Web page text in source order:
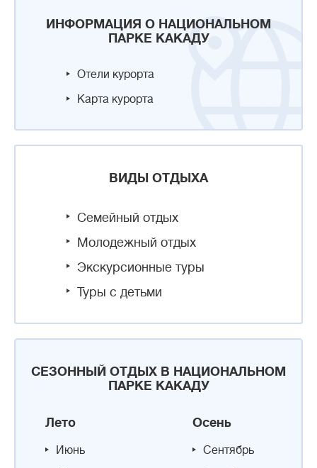
ИНФОРМАЦИЯ О НАЦИОНАЛЬНОМ
ПАРКЕ КАКАДУ
Отели курорта
Карта курорта
ВИДЫ ОТДЫХА
Семейный отдых
Молодежный отдых
Экскурсионные туры
Туры с детьми
СЕЗОННЫЙ ОТДЫХ В НАЦИОНАЛЬНОМ
ПАРКЕ КАКАДУ
Лето
Июнь
Осень
Сентябрь